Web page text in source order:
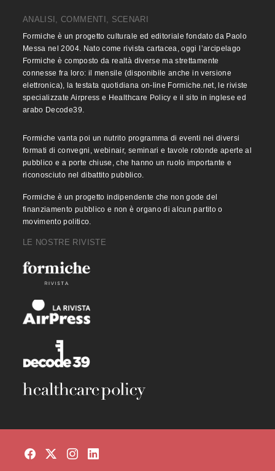
ANALISI, COMMENTI, SCENARI
Formiche è un progetto culturale ed editoriale fondato da Paolo
Messa nel 2004. Nato come rivista cartacea, oggi l’arcipelago
Formiche è composto da realtà diverse ma strettamente
connesse fra loro: il mensile (disponibile anche in versione
elettronica), la testata quotidiana on-line Formiche.net, le riviste
specializzate Airpress e Healthcare Policy e il sito in inglese ed
arabo Decode39.
Formiche vanta poi un nutrito programma di eventi nei diversi
formati di convegni, webinair, seminari e tavole rotonde aperte al
pubblico e a porte chiuse, che hanno un ruolo importante e
riconosciuto nel dibattito pubblico.
Formiche è un progetto indipendente che non gode del
finanziamento pubblico e non è organo di alcun partito o
movimento politico.
LE NOSTRE RIVISTE